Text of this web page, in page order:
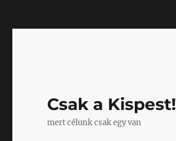
Csak a Kispest!
mert célunk csak egy van